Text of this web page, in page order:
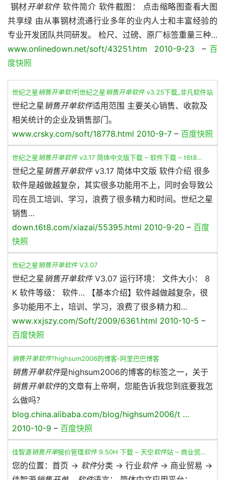
钢材开单软件 软件简介 软件截图： 点击缩略图查看大图
共享绿 由从事钢材流通行业多年的业内人士和丰富经验的
专业开发团队共同研发。 检尺、过磅、原厂标签重量三种…
www.onlinedown.net/soft/43251.htm  2010-9-23
– 百
度快照
世纪之星销售开单软件|世纪之星销售开单软件v3.25下载_非凡软件站
世纪之星 销售开单软件适用范围 主要关心销售、收款及
相关统计的企业及销售部门。
www.crsky.com/soft/18778.html 2010-9-7 – 百度快照
世纪之星销售开单软件v3.17 简体中文版下载 – 软件下载 – t6t8…
世纪之星 销售开单软件v3.17 简体中文版 软件介绍 很多
软件是越做越复杂，其实很多功能用不上，同时会导致公
司在员工培训、学习，浪费了很多精力和时间。世纪之星
销售…
down.t6t8.com/xiazai/55395.html 2010-9-20 – 百度
快照
世纪之星销售开单软件V3.07
世纪之星 销售开单软件V3.07 运行环境： 文件大小： 8
K 软件等级： 软件… 【基本介绍】软件越做越复杂，很
多功能用不上，培训、学习，浪费了很多精力和…
www.xxjszy.com/Soft/2009/6361.html 2010-10-5 –
百度快照
销售开单软件?highsum2006的博客-阿里巴巴博客
销售开单软件是highsum2006的博客的标签之一，关于
销售开单软件的文章有上帝啊，您能告诉我您到底要我怎
么做吗？
blog.china.alibaba.com/blog/highsum2006/t …
2010-10-9 – 百度快照
佳智源销售开单报价管理软件9.50H 下载 – 天空软件站 – 商业贸…
您的位置：首页 -> 软件分类 -> 行业软件-> 商业贸易 ->